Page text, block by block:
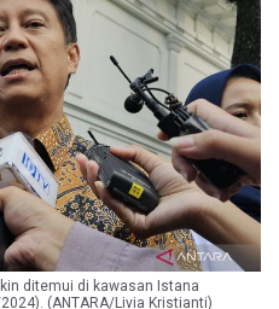
ditemui di kawasan Istana
(ANTARA/Livia Kristianti)